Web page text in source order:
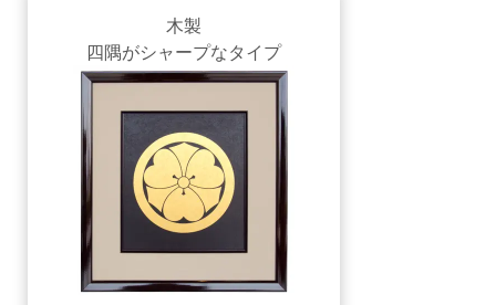
木製
四隅がシャープなタイプ